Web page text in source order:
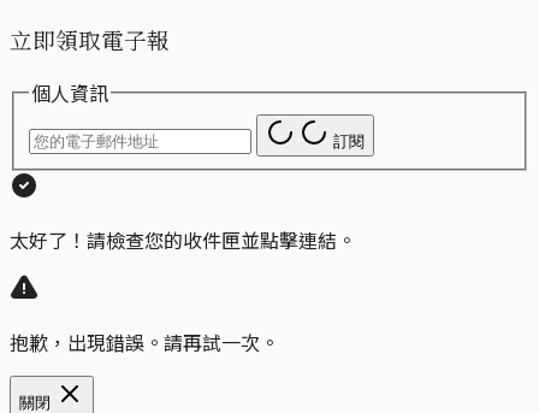
立即領取電子報
個人資訊
訂閱
太好了！請檢查您的收件匣並點擊連結。
抱歉，出現錯誤。請再試一次。
關閉